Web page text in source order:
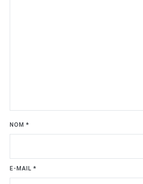
NOM*
E-MAIL*